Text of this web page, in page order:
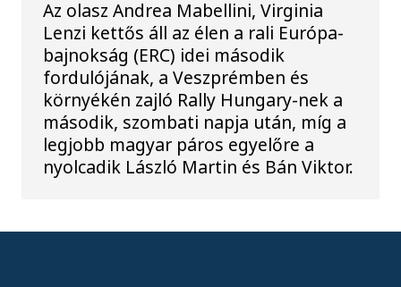
Az olasz Andrea Mabellini, Virginia
Lenzi kettős áll az élen a rali Európa-
bajnokság (ERC) idei második
fordulójának, a Veszprémben és
környékén zajló Rally Hungary-nek a
második, szombati napja után, míg a
legjobb magyar páros egyelőre a
nyolcadik László Martin és Bán Viktor.